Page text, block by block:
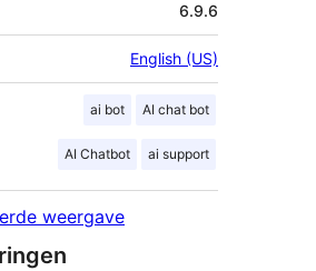
6.9.6
English (US)
ai bot AI chat bot
AI Chatbot ai support
weergave